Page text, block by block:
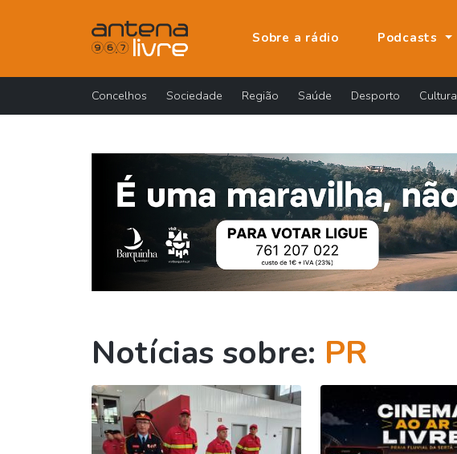
Sobre a rádio Podcasts
Concelhos Sociedade Região Saúde Desporto Cultura
Notícias sobre: PR